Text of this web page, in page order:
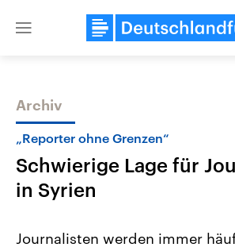
Close
Themen
Archiv
„Reporter ohne Grenzen“
Schwierige Lage für
in Syrien
Journalisten werden immer